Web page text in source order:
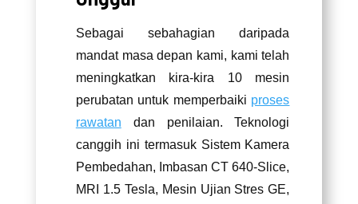
Sebagai sebahagian daripada
mandat masa depan kami, kami telah
meningkatkan kira-kira 10 mesin
perubatan untuk memperbaiki proses
rawatan dan penilaian. Teknologi
canggih ini termasuk Sistem Kamera
Pembedahan, Imbasan CT 640-Slice,
MRI 1.5 Tesla, Mesin Ujian Stres GE,